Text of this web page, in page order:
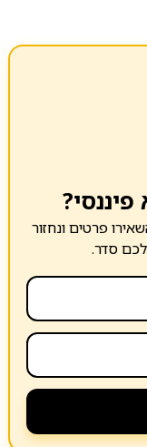
פיננסי?
פרטים ונחזור
סדר.